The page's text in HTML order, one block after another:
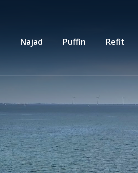
Najad Puffin Refit